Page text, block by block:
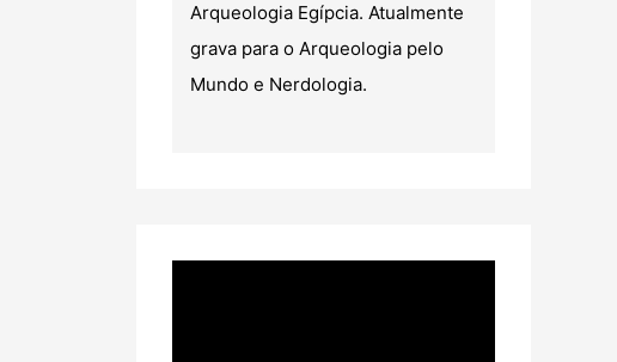
Arqueologia Egípcia. Atualmente
grava para o Arqueologia pelo
Mundo e Nerdologia.